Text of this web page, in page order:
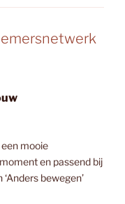
mooie
en passend bij
bewegen’